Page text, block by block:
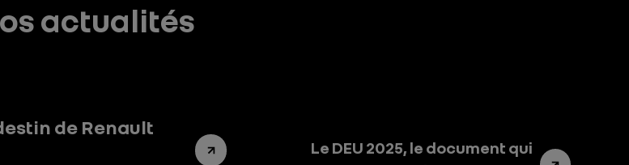
actualités
de Renault
Le DEU 2025, le document qui